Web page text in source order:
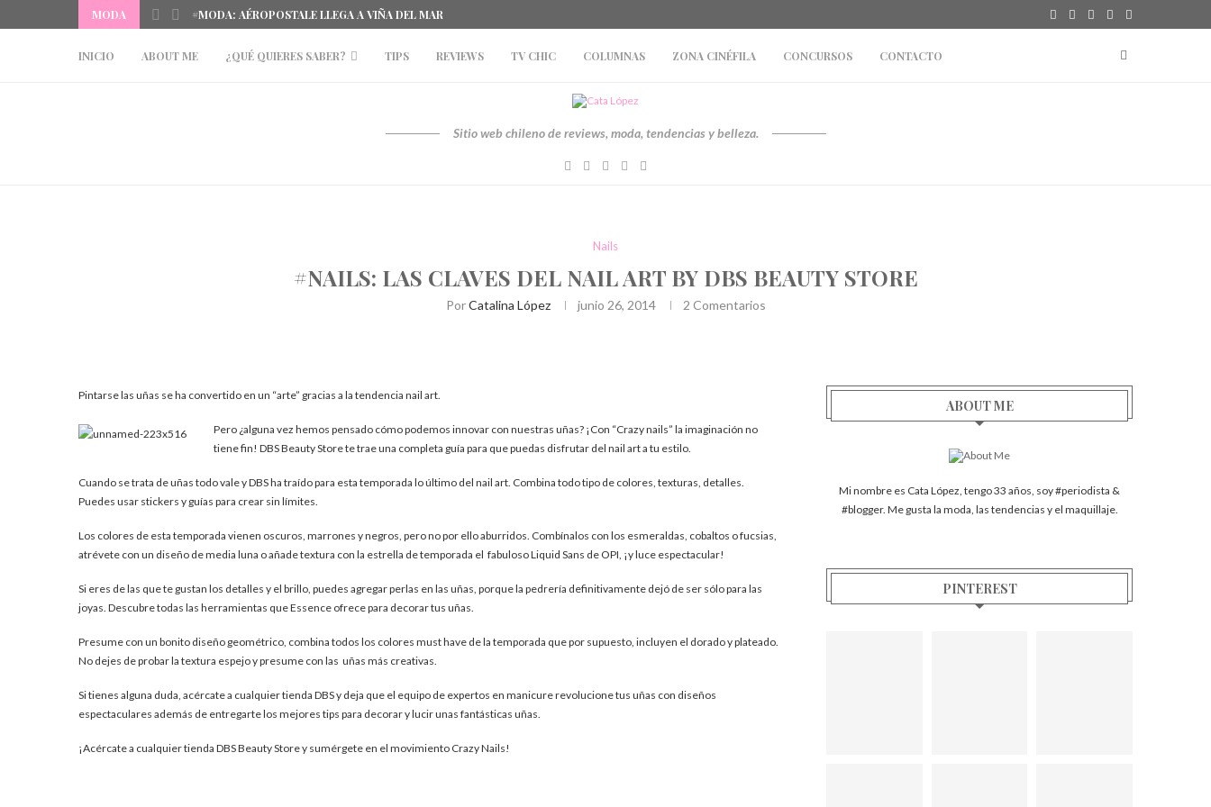
MODA #MODA: AÉROPOSTALE LLEGA A VIÑA DEL MAR
INICIO ABOUT ME ¿QUÉ QUIERES SABER? TIPS REVIEWS TV CHIC COLUMNAS ZONA CINÉFILA CONCURSOS CONTACTO
Sitio web chileno de reviews, moda, tendencias y belleza.
Nails
#NAILS: LAS CLAVES DEL NAIL ART BY DBS BEAUTY STORE
PorCatalina López junio 26, 2014 2 Comentarios
Pintarse las uñas se ha convertido en un “arte” gracias a la tendencia nail art.
Pero ¿alguna vez hemos pensado cómo podemos innovar con nuestras uñas? ¡Con “Crazy nails” la imaginación no
tiene fin! DBS Beauty Store te trae una completa guía para que puedas disfrutar del nail art a tu estilo.
Cuando se trata de uñas todo vale y DBS ha traído para esta temporada lo último del nail art. Combina todo tipo de colores, texturas, detalles.
Puedes usar stickers y guías para crear sin límites.
Los colores de esta temporada vienen oscuros, marrones y negros, pero no por ello aburridos. Combínalos con los esmeraldas, cobaltos o fucsias,
atrévete con un diseño de media luna o añade textura con la estrella de temporada el fabuloso Liquid Sans de OPI, ¡y luce espectacular!
Si eres de las que te gustan los detalles y el brillo, puedes agregar perlas en las uñas, porque la pedrería definitivamente dejó de ser sólo para las
joyas. Descubre todas las herramientas que Essence ofrece para decorar tus uñas.
Presume con un bonito diseño geométrico, combina todos los colores must have de la temporada que por supuesto, incluyen el dorado y plateado.
No dejes de probar la textura espejo y presume con las uñas más creativas.
Si tienes alguna duda, acércate a cualquier tienda DBS y deja que el equipo de expertos en manicure revolucione tus uñas con diseños
espectaculares además de entregarte los mejores tips para decorar y lucir unas fantásticas uñas.
¡Acércate a cualquier tienda DBS Beauty Store y sumérgete en el movimiento Crazy Nails!
ABOUT ME
Mi nombre es Cata López, tengo 33 años, soy #periodista &
#blogger. Me gusta la moda, las tendencias y el maquillaje.
PINTEREST